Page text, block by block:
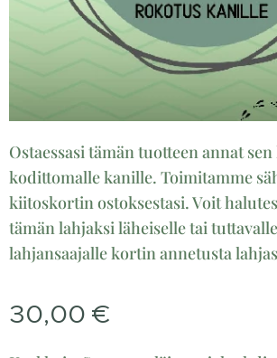
Ostaessasi tämän tuotteen annat
kodittomalle kanille. Toimitamme
kiitoskortin ostoksestasi. Voit
tämän lahjaksi läheiselle tai
lahjansaajalle kortin annetusta
30,00 €